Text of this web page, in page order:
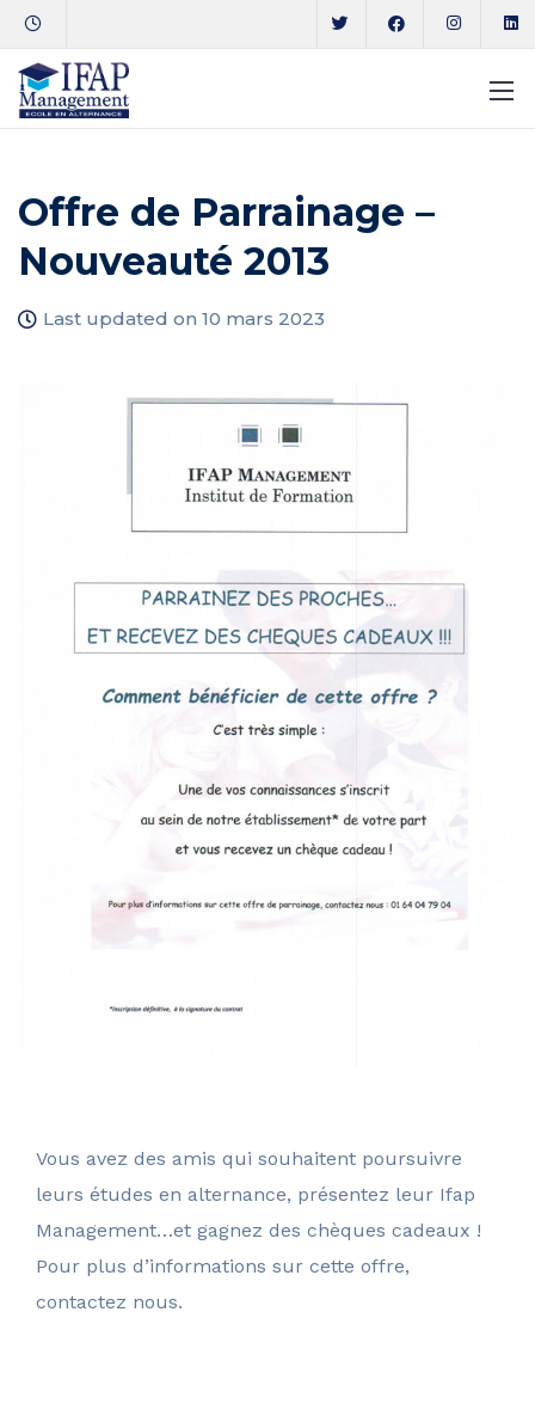
Offre de Parrainage –
Nouveauté 2013
Last updated on 10 mars 2023
Vous avez des amis qui souhaitent poursuivre
leurs études en alternance, présentez leur Ifap
Management…et gagnez des chèques cadeaux !
Pour plus d’informations sur cette offre,
contactez nous.